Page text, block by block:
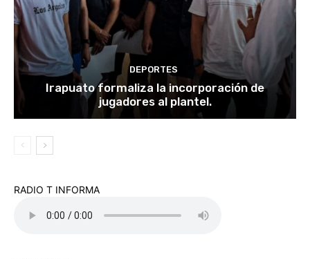
DEPORTES
Irapuato formaliza la incorporación de
jugadores al plantel.
RADIO T INFORMA